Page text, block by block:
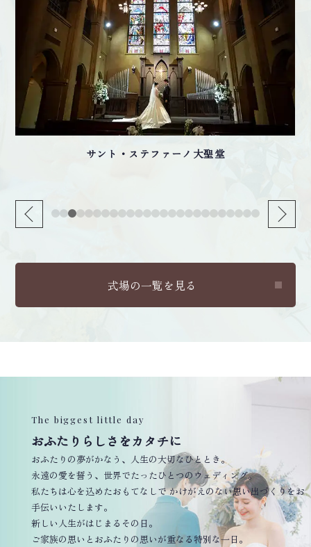
サント・ステファーノ大聖堂
式場の一覧を見る
The biggest little day
おふたりらしさをカタチに
おふたりの夢がかなう、人生の大切なひととき。
永遠の愛を誓う、世界でたったひとつのウェディング。
私たちは心を込めたおもてなしで かけがえのない思い出づくりをお
手伝いいたします。
新しい人生がはじまるその日。
ご家族の思いとおふたりの思いが重なる特別な一日。